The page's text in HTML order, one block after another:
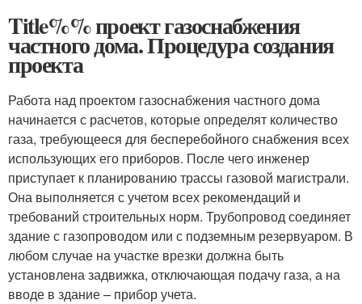
Title%% проект газоснабжения
частного дома. Процедура создания
проекта
Работа над проектом газоснабжения частного дома
начинается с расчетов, которые определят количество
газа, требующееся для бесперебойного снабжения всех
использующих его приборов. После чего инженер
приступает к планированию трассы газовой магистрали.
Она выполняется с учетом всех рекомендаций и
требований строительных норм. Трубопровод соединяет
здание с газопроводом или с подземным резервуаром. В
любом случае на участке врезки должна быть
установлена задвижка, отключающая подачу газа, а на
вводе в здание – прибор учета.